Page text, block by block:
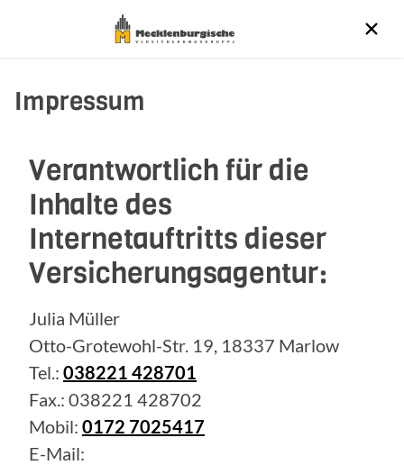
Impressum
Verantwortlich für die
Inhalte des
Internetauftritts dieser
Versicherungsagentur:
Julia Müller
Otto-Grotewohl-Str. 19, 18337 Marlow
Tel.: 038221 428701
Fax.: 038221 428702
Mobil: 0172 7025417
E-Mail: